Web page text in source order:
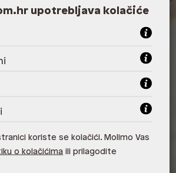
One West
51000 Rijeka
upotrebljava kolačiće
koriste se kolačići. Molimo Vas
o kolačićima ili prilagodite